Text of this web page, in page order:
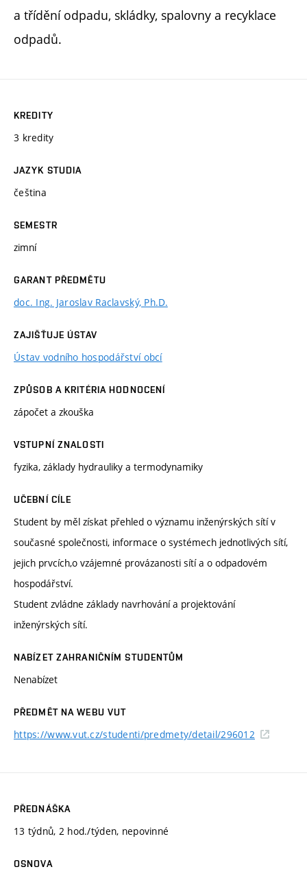
a třídění odpadu, skládky, spalovny a recyklace
odpadů.
KREDITY
3 kredity
JAZYK STUDIA
čeština
SEMESTR
zimní
GARANT PŘEDMĚTU
doc. Ing. Jaroslav Raclavský, Ph.D.
ZAJIŠŤUJE ÚSTAV
Ústav vodního hospodářství obcí
ZPŮSOB A KRITÉRIA HODNOCENÍ
zápočet a zkouška
VSTUPNÍ ZNALOSTI
fyzika, základy hydrauliky a termodynamiky
UČEBNÍ CÍLE
Student by měl získat přehled o významu inženýrských sítí v
současné společnosti, informace o systémech jednotlivých sítí,
jejich prvcích,o vzájemné provázanosti sítí a o odpadovém
hospodářství.
Student zvládne základy navrhování a projektování
inženýrských sítí.
NABÍZET ZAHRANIČNÍM STUDENTŮM
Nenabízet
PŘEDMĚT NA WEBU VUT
https://www.vut.cz/studenti/predmety/detail/296012
PŘEDNÁŠKA
13 týdnů, 2 hod./týden, nepovinné
OSNOVA